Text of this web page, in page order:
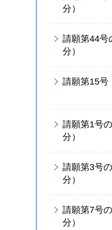
分）
請願第44号
分）
請願第15
請願第1号
分）
請願第3号
分）
請願第7号
分）